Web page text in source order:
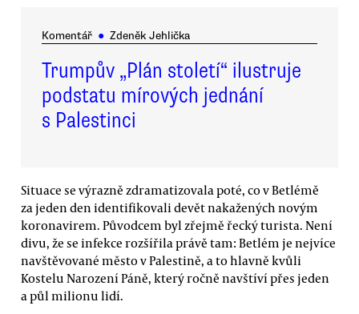
Komentář ● Zdeněk Jehlička
Trumpův „Plán století“ ilustruje
podstatu mírových jednání
s Palestinci
Situace se výrazně zdramatizovala poté, co v Betlémě
za jeden den identifikovali devět nakažených novým
koronavirem. Původcem byl zřejmě řecký turista. Není
divu, že se infekce rozšířila právě tam: Betlém je nejvíce
navštěvované město v Palestině, a to hlavně kvůli
Kostelu Narození Páně, který ročně navštíví přes jeden
a půl milionu lidí.